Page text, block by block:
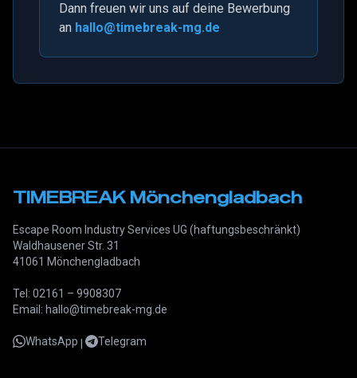
Dann freuen wir uns auf deine Bewerbung
an hallo@timebreak-mg.de
TIMEBREAK Mönchengladbach
Escape Room Industry Services UG (haftungsbeschränkt)
Waldhausener Str. 31
41061 Mönchengladbach
Tel: 02161 – 9908307
Email: hallo@timebreak-mg.de
WhatsApp Telegram